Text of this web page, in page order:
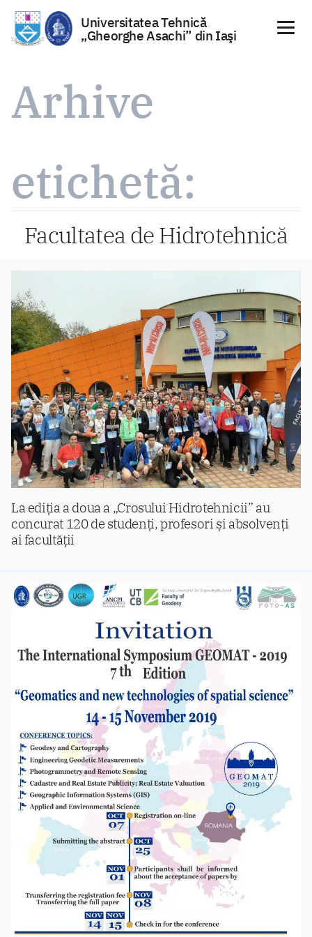
conținut
Universitatea Tehnică
„Gheorghe Asachi” din Iaşi
Arhive
etichetă:
Facultatea de Hidrotehnică
La ediția a doua a „Crosului Hidrotehnicii” au
concurat 120 de studenți, profesori și absolvenți
ai facultății